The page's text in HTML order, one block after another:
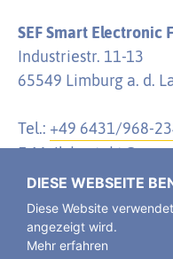
SEF Smart Electronic
Industriestr. 11-13
65549 Limburg a. d.
Tel.: +49 6431/968-
E-Mail:
Der SEF Smart
DIESE WEBSEITE
Diese Website
angezeigt wird.
Mehr erfahren